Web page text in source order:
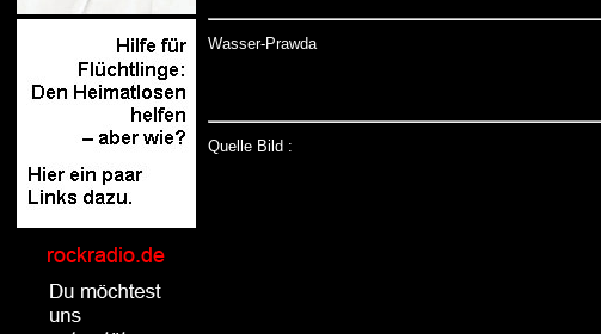
Wasser-Prawda
Quelle Bild :